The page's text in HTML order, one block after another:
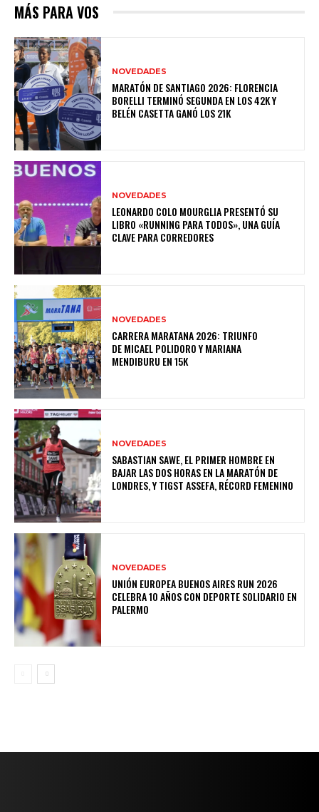
MÁS PARA VOS
NOVEDADES
MARATÓN DE SANTIAGO 2026: FLORENCIA
BORELLI TERMINÓ SEGUNDA EN LOS 42K Y
BELÉN CASETTA GANÓ LOS 21K
NOVEDADES
LEONARDO COLO MOURGLIA PRESENTÓ SU
LIBRO «RUNNING PARA TODOS», UNA GUÍA
CLAVE PARA CORREDORES
NOVEDADES
CARRERA MARATANA 2026: TRIUNFO
DE MICAEL POLIDORO Y MARIANA
MENDIBURU EN 15K
NOVEDADES
SABASTIAN SAWE, EL PRIMER HOMBRE EN
BAJAR LAS DOS HORAS EN LA MARATÓN DE
LONDRES, Y TIGST ASSEFA, RÉCORD FEMENINO
NOVEDADES
UNIÓN EUROPEA BUENOS AIRES RUN 2026
CELEBRA 10 AÑOS CON DEPORTE SOLIDARIO EN
PALERMO